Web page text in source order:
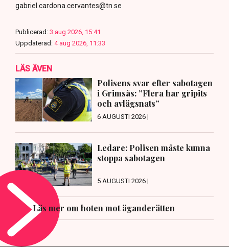
gabriel.cardona.cervantes@tn.se
Publicerad: 3 aug 2026, 15:41
Uppdaterad: 4 aug 2026, 11:33
LÄS ÄVEN
Polisens svar efter sabotagen
i Grimsås: ”Flera har gripits
och avlägsnats”
6 AUGUSTI 2026 |
Ledare: Polisen måste kunna
stoppa sabotagen
5 AUGUSTI 2026 |
Läs mer om hoten mot äganderätten